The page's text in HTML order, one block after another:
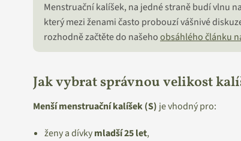
Menstruační kalíšek, na jedné straně budí vlnu
který mezi ženami často probouzí vášnivé
rozhodně začtěte do našehoobsáhlého článku
Jak vybrat správnou velikost
Menší menstruační kalíšek (S) je vhodný pro:
ženy a dívkymladší 25 let,